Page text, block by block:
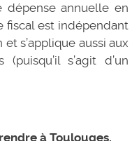
dépense annuelle en
fiscal est indépendant
s’applique aussi aux
s’agit d’un
à Toulouges,